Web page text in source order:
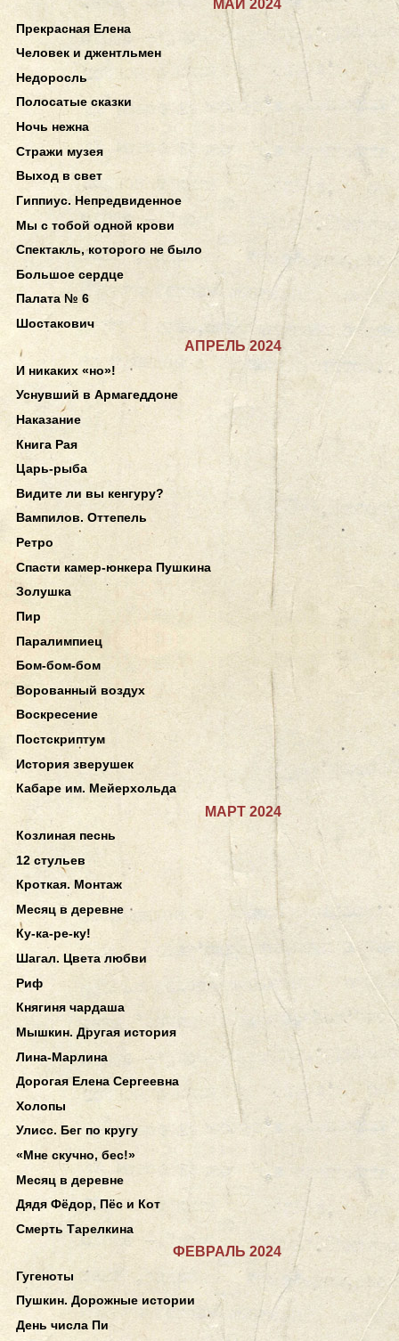
МАЙ 2024
Прекрасная Елена
Человек и джентльмен
Недоросль
Полосатые сказки
Ночь нежна
Стражи музея
Выход в свет
Гиппиус. Непредвиденное
Мы с тобой одной крови
Спектакль, которого не было
Большое сердце
Палата № 6
Шостакович
АПРЕЛЬ 2024
И никаких «но»!
Уснувший в Армагеддоне
Наказание
Книга Рая
Царь-рыба
Видите ли вы кенгуру?
Вампилов. Оттепель
Ретро
Спасти камер-юнкера Пушкина
Золушка
Пир
Паралимпиец
Бом-бом-бом
Ворованный воздух
Воскресение
Постскриптум
История зверушек
Кабаре им. Мейерхольда
МАРТ 2024
Козлиная песнь
12 стульев
Кроткая. Монтаж
Месяц в деревне
Ку-ка-ре-ку!
Шагал. Цвета любви
Риф
Княгиня чардаша
Мышкин. Другая история
Лина-Марлина
Дорогая Елена Сергеевна
Холопы
Улисс. Бег по кругу
«Мне скучно, бес!»
Месяц в деревне
Дядя Фёдор, Пёс и Кот
Смерть Тарелкина
ФЕВРАЛЬ 2024
Гугеноты
Пушкин. Дорожные истории
День числа Пи